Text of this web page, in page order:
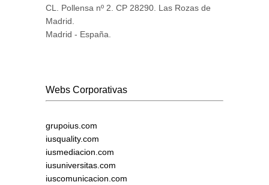
CL. Pollensa nº 2. CP 28290. Las Rozas de
Madrid.
Madrid - España.
Webs Corporativas
grupoius.com
iusquality.com
iusmediacion.com
iusuniversitas.com
iuscomunicacion.com